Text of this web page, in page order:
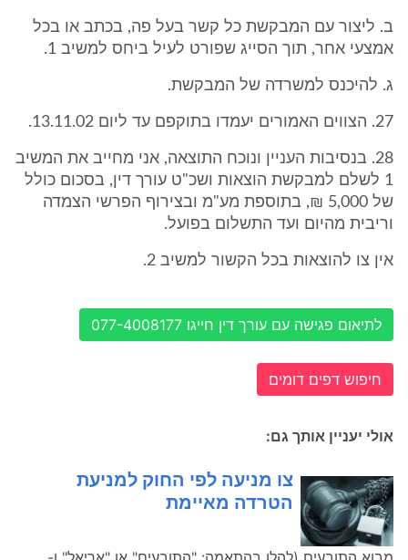
ב. ליצור עם המבקשת כל קשר בעל פה, בכתב או בכל
אמצעי אחר, תוך הסייג שפורט לעיל ביחס למשיב 1.
ג. להיכנס למשרדה של המבקשת.
27. הצווים האמורים יעמדו בתוקפם עד ליום 13.11.02.
28. בנסיבות העניין ונוכח התוצאה, אני מחייב את המשיב
1 לשלם למבקשת הוצאות ושכ"ט עורך דין, בסכום כולל
של 5,000 ₪, בתוספת מע"מ ובצירוף הפרשי הצמדה
וריבית מהיום ועד התשלום בפועל.
אין צו להוצאות בכל הקשור למשיב 2.
לתיאום פגישה עם עורך דין חייגו 077-4008177
חיפוש דפים דומים
אולי יעניין אותך גם:
צו מניעה לפי החוק למניעת
הטרדה מאיימת